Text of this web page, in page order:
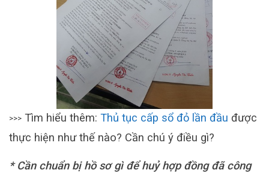
>>> Tìm hiểu thêm: Thủ tục cấp sổ đỏ lần đầu được
thực hiện như thế nào? Cần chú ý điều gì?
* Cần chuẩn bị hồ sơ gì để huỷ hợp đồng đã công